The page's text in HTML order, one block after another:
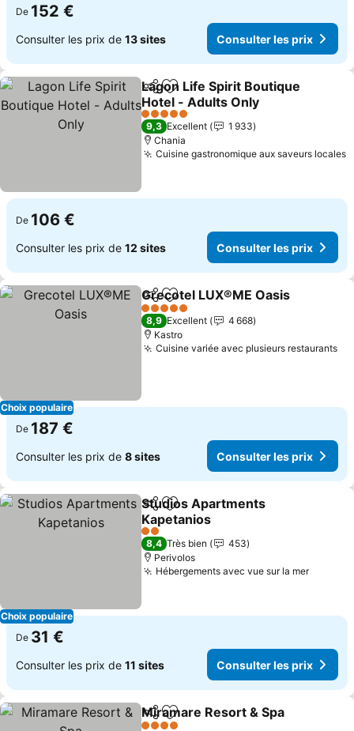
De 152 €
Consulter les prix de 13 sites Consulter les prix
PartagerAjouter à mes favoris
Lagon Life Spirit Boutique
Hotel - Adults Only
Consulter les prix
5 Étoiles
9,3 Excellent
1 933
Chania
Cuisine gastronomique aux saveurs locales
De 106 €
Consulter les prix de 12 sites Consulter les prix
Choix populaire
PartagerAjouter à mes favoris
Grecotel LUX®ME Oasis
5 Étoiles
8,9 Excellent
4 668
Kastro
Cuisine variée avec plusieurs restaurants
De 187 €
Consulter les prix de 8 sites Consulter les prix
Choix populaire
PartagerAjouter à mes favoris
Studios Apartments
Kapetanios
Consulter les prix
2 Étoiles
8,4 Très bien
453
Perivolos
Hébergements avec vue sur la mer
De 31 €
Consulter les prix de 11 sites Consulter les prix
PartagerAjouter à mes favoris
Miramare Resort & Spa